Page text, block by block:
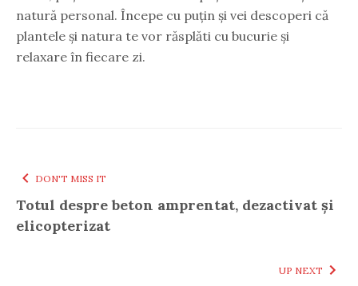
natură personal. Începe cu puțin și vei descoperi că
plantele și natura te vor răsplăti cu bucurie și
relaxare în fiecare zi.
DON'T MISS IT
Totul despre beton amprentat, dezactivat și
elicopterizat
UP NEXT